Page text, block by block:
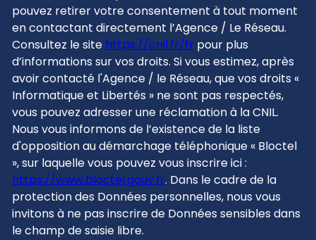
pouvez retirer votre consentement à tout moment
en contactant directement l’Agence / Le Réseau.
Consultez le site https://cnil.fr/fr pour plus
d’informations sur vos droits. Si vous estimez, après
avoir contacté l'Agence / le Réseau, que vos droits «
Informatique et Libertés » ne sont pas respectés,
vous pouvez adresser une réclamation à la CNIL.
Nous vous informons de l’existence de la liste
d'opposition au démarchage téléphonique « Bloctel
», sur laquelle vous pouvez vous inscrire ici :
https://www.bloctel.gouv.fr. Dans le cadre de la
protection des Données personnelles, nous vous
invitons à ne pas inscrire de Données sensibles dans
le champ de saisie libre.